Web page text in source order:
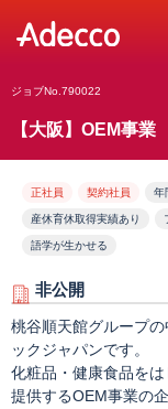
ジョブNo.790022
【大阪】OEM事
正社員 契約社員 年
産休育休取得実績あり
語学が生かせる
非公開
桃谷順天館グループ
ックジャパンです。
化粧品・健康食品を
提供するOEM事業の